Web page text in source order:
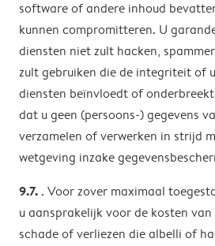
software of andere inhoud
kunnen compromitteren. U
diensten niet zult hacken,
zult gebruiken die de integriteit of
diensten beïnvloedt of
dat u geen (persoons-) gegevens
verzamelen of verwerken in strijd
wetgeving inzake
9.7. . Voor zover maximaal
u aansprakelijk voor de kosten
schade of verliezen die albelli of